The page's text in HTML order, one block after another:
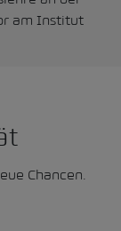
am Institut
Chancen.